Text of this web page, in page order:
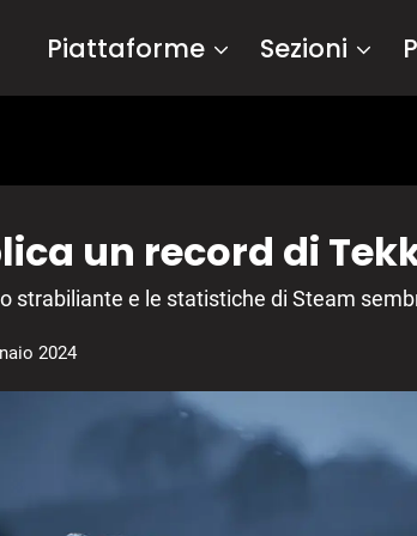
Piattaforme Sezioni
un record di
strabiliante e le statistiche di Steam
2024